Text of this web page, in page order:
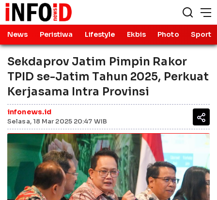
News Peristiwa Lifestyle Ekbis Photo Sport
Sekdaprov Jatim Pimpin Rakor
TPID se-Jatim Tahun 2025, Perkuat
Kerjasama Intra Provinsi
infonews.id
Selasa, 18 Mar 2025 20:47 WIB